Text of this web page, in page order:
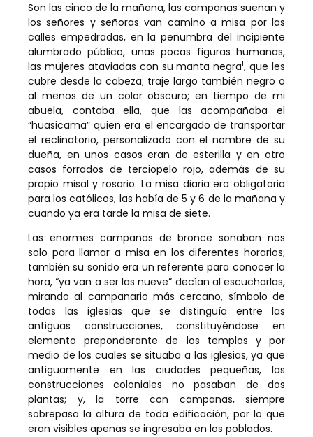
Son las cinco de la mañana, las campanas suenan y
los señores y señoras van camino a misa por las
calles empedradas, en la penumbra del incipiente
alumbrado público, unas pocas figuras humanas,
las mujeres ataviadas con su manta negra1, que les
cubre desde la cabeza; traje largo también negro o
al menos de un color obscuro; en tiempo de mi
abuela, contaba ella, que las acompañaba el
“huasicama” quien era el encargado de transportar
el reclinatorio, personalizado con el nombre de su
dueña, en unos casos eran de esterilla y en otro
casos forrados de terciopelo rojo, además de su
propio misal y rosario. La misa diaria era obligatoria
para los católicos, las había de 5 y 6 de la mañana y
cuando ya era tarde la misa de siete.
Las enormes campanas de bronce sonaban nos
solo para llamar a misa en los diferentes horarios;
también su sonido era un referente para conocer la
hora, “ya van a ser las nueve” decían al escucharlas,
mirando al campanario más cercano, símbolo de
todas las iglesias que se distinguía entre las
antiguas construcciones, constituyéndose en
elemento preponderante de los templos y por
medio de los cuales se situaba a las iglesias, ya que
antiguamente en las ciudades pequeñas, las
construcciones coloniales no pasaban de dos
plantas; y, la torre con campanas, siempre
sobrepasa la altura de toda edificación, por lo que
eran visibles apenas se ingresaba en los poblados.